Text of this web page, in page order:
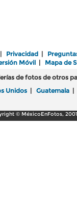
Privacidad
Móvil| Mapa de
de fotos de otros
Unidos
Guatemala
© MéxicoEnFotos,